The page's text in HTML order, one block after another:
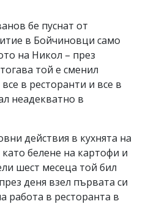
бе пуснат от
в Бойчиновци само
на Никол – през
той е сменил
в ресторанти и все в
неадекватно в
действия в кухнята на
белене на картофи и
шест месеца той бил
деня взел първата си
работа в ресторанта в